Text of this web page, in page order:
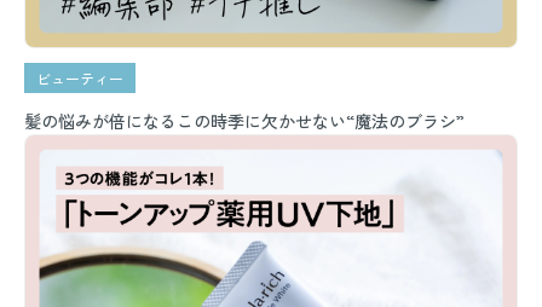
ビューティー
髪の悩みが倍になるこの時季に欠かせない“魔法のブラシ”